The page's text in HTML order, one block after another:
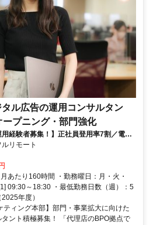
タル広告の運用コンサルタン
プニング・部門強化
用経験者募集！】正社員登用率7割／電通
・土日祝休み／残業月平均4時間19分
リモート
あたり160時間 ・勤務曜日：月・火・
09:30～18:30 ・最低勤務日数（週）：5
年度）
ティング本部】部門・事業拡大に向けた
ント積極募集！ 「代理店のBPO拠点で